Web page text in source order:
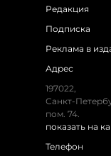
Редакция
Подписка
Реклама в
Адрес
197022,
Санкт-
пом. 74.
показать на
Телефон